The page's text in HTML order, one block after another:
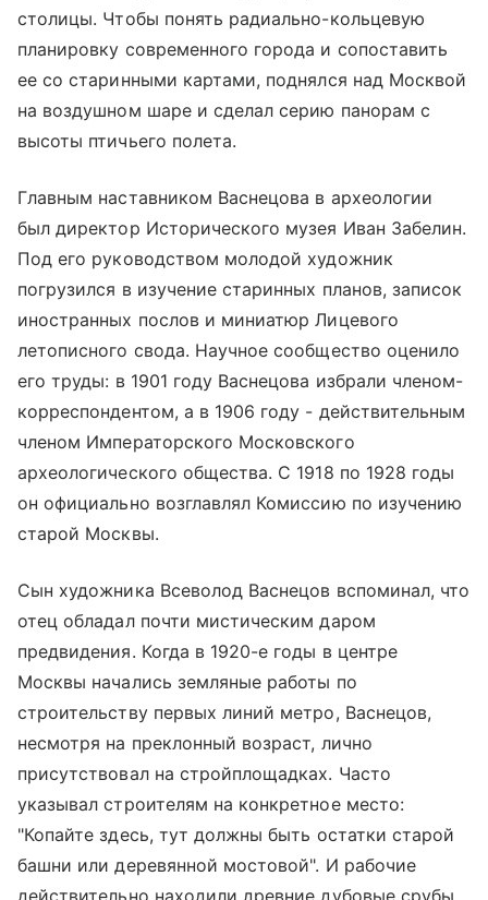
столицы. Чтобы понять радиально-кольцевую
планировку современного города и сопоставить
ее со старинными картами, поднялся над Москвой
на воздушном шаре и сделал серию панорам с
высоты птичьего полета.
Главным наставником Васнецова в археологии
был директор Исторического музея Иван Забелин.
Под его руководством молодой художник
погрузился в изучение старинных планов, записок
иностранных послов и миниатюр Лицевого
летописного свода. Научное сообщество оценило
его труды: в 1901 году Васнецова избрали членом-
корреспондентом, а в 1906 году - действительным
членом Императорского Московского
археологического общества. С 1918 по 1928 годы
он официально возглавлял Комиссию по изучению
старой Москвы.
Сын художника Всеволод Васнецов вспоминал, что
отец обладал почти мистическим даром
предвидения. Когда в 1920-е годы в центре
Москвы начались земляные работы по
строительству первых линий метро, Васнецов,
несмотря на преклонный возраст, лично
присутствовал на стройплощадках. Часто
указывал строителям на конкретное место:
"Копайте здесь, тут должны быть остатки старой
башни или деревянной мостовой". И рабочие
действительно находили древние дубовые срубы